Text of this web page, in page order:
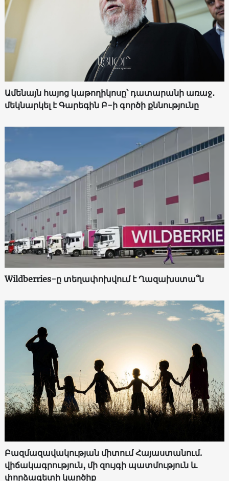
Ամենայն հայոց կաթողիկոսը՝ դատարանի առաջ․
մեկնարկել է Գարեգին Բ-ի գործի քննությունը
Wildberries-ը տեղափոխվում է Ղազախստա՞ն
Բազմազավակության միտում Հայաստանում.
վիճակագրություն, մի զույգի պատմություն և
փորձագետի կարծիք